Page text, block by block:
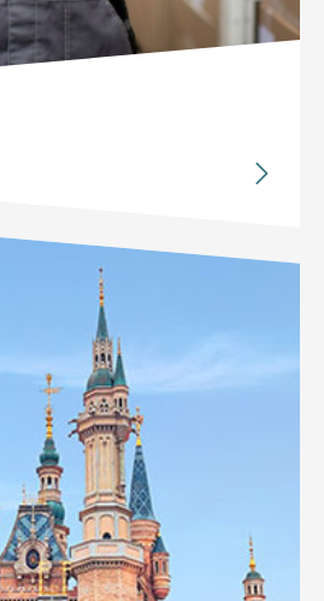

управлять складом
и повышает точность данных в